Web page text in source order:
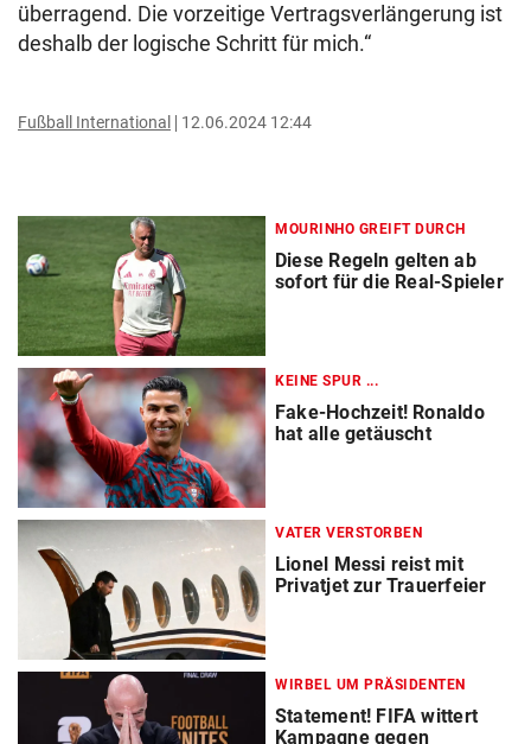
überragend. Die vorzeitige Vertragsverlängerung ist
deshalb der logische Schritt für mich.“
Fußball International 12.06.2024 12:44
MOURINHO GREIFT DURCH
Diese Regeln gelten ab
sofort für die Real-Spieler
KEINE SPUR ...
Fake-Hochzeit! Ronaldo
hat alle getäuscht
VATER VERSTORBEN
Lionel Messi reist mit
Privatjet zur Trauerfeier
WIRBEL UM PRÄSIDENTEN
Statement! FIFA wittert
Kampagne gegen